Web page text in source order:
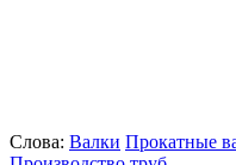
Слова: Валки Прокатные